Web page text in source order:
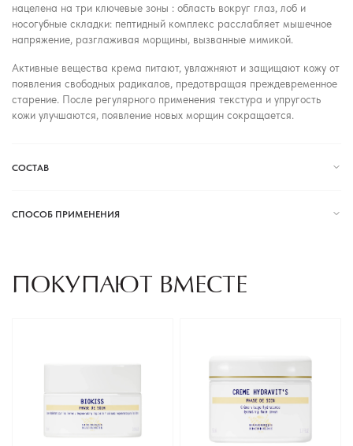
нацелена на три ключевые зоны : область вокруг глаз, лоб и
носогубные складки: пептидный комплекс расслабляет мышечное
напряжение, разглаживая морщины, вызванные мимикой.
Активные вещества крема питают, увлажняют и защищают кожу от
появления свободных радикалов, предотвращая преждевременное
старение. После регулярного применения текстура и упругость
кожи улучшаются, появление новых морщин сокращается.
СОСТАВ
СПОСОБ ПРИМЕНЕНИЯ
ПОКУПАЮТ ВМЕСТЕ